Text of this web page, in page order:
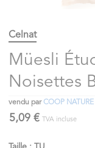
Celnat
Müesli
Noisettes
vendu parCOOP NATURE
5,09 € TVA incluse